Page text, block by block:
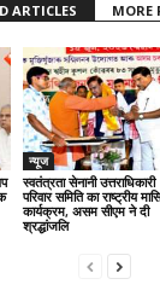
ARTICLES MORE
न्यूज
स्वतंत्रता सेनानी उत्तराधिकारी
परिवार समिति का राष्ट्रीय
कार्यक्रम, असम सीएम ने दी
श्रद्धांजलि